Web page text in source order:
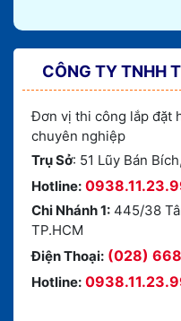
CÔNG TY TNHH
Đơn vị thi công lắp đặt
chuyên nghiệp
Trụ Sở: 51 Lũy Bán
Hotline:
Chi Nhánh 1: 445/38
TP.HCM
Điện Thoại: (028)
Hotline: